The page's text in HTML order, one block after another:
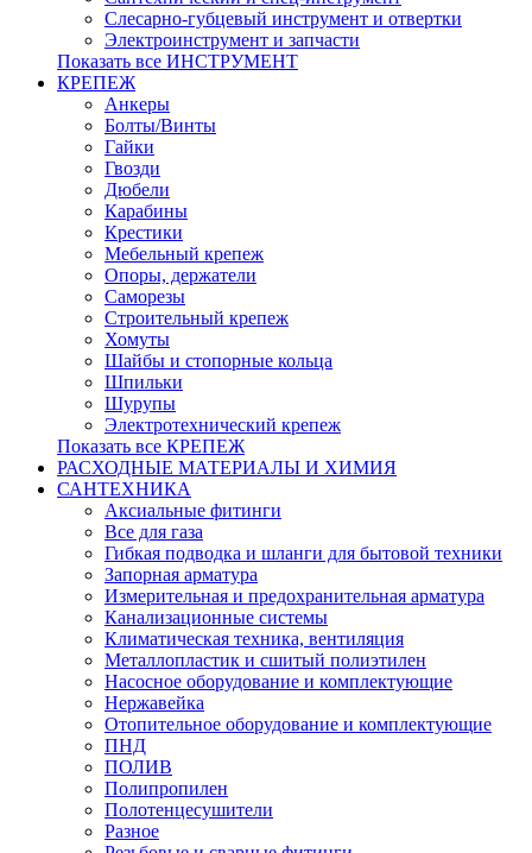
Слесарно-губцевый инструмент и отвертки
Электроинструмент и запчасти
Показать все ИНСТРУМЕНТ
КРЕПЕЖ
Анкеры
Болты/Винты
Гайки
Гвозди
Дюбели
Карабины
Крестики
Мебельный крепеж
Опоры, держатели
Саморезы
Строительный крепеж
Хомуты
Шайбы и стопорные кольца
Шпильки
Шурупы
Электротехнический крепеж
Показать все КРЕПЕЖ
РАСХОДНЫЕ МАТЕРИАЛЫ И ХИМИЯ
САНТЕХНИКА
Аксиальные фитинги
Все для газа
Гибкая подводка и шланги для бытовой техники
Запорная арматура
Измерительная и предохранительная арматура
Канализационные системы
Климатическая техника, вентиляция
Металлопластик и сшитый полиэтилен
Насосное оборудование и комплектующие
Нержавейка
Отопительное оборудование и комплектующие
ПНД
ПОЛИВ
Полипропилен
Полотенцесушители
Разное